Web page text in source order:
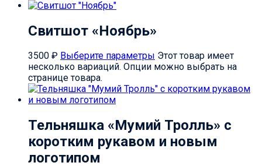
Свитшот «Ноябрь»
3500 ₽ Выберите параметры Этот товар имеет
несколько вариаций. Опции можно выбрать на
странице товара.
Тельняшка «Мумий Тролль» с
коротким рукавом и новым
логотипом